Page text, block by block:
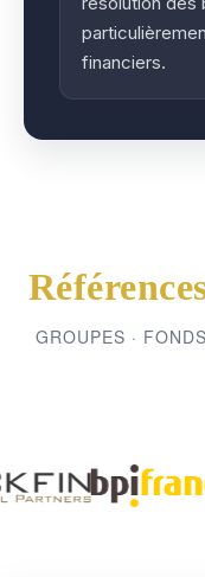
financiers.
GROUPES ·